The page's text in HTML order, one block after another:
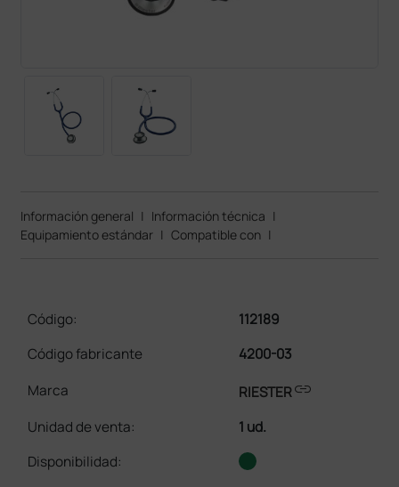
Información general | Información técnica |
Equipamiento estándar | Compatible con |
Código:
112189
Código fabricante
4200-03
Marca
RIESTERlink
Unidad de venta:
1 ud.
Disponibilidad: